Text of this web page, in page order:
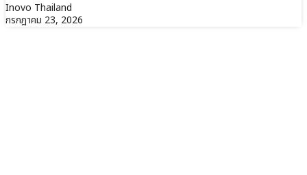
Inovo Thailand
กรกฎาคม 23, 2026